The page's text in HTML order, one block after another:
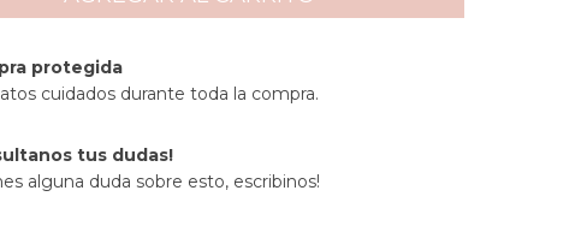
protegida
cuidados durante toda la compra.
tus dudas!
alguna duda sobre esto, escribinos!